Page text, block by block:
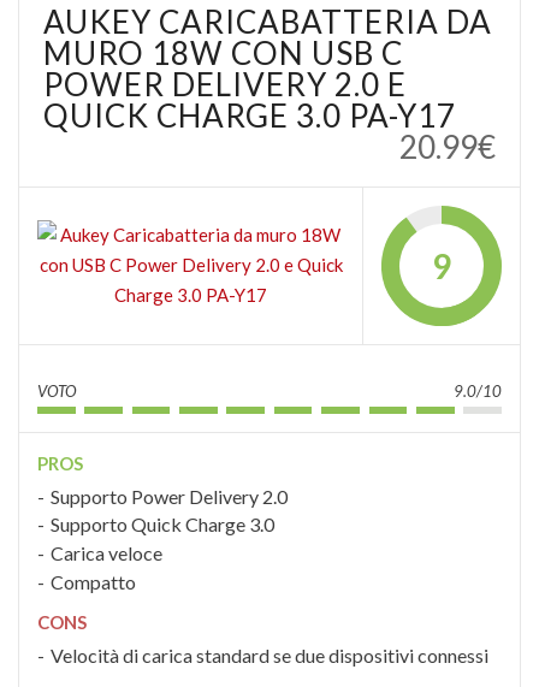
AUKEY CARICABATTERIA DA
MURO 18W CON USB C
POWER DELIVERY 2.0 E
QUICK CHARGE 3.0 PA-Y17
20.99€
9
VOTO 9.0/10
PROS
Supporto Power Delivery 2.0
Supporto Quick Charge 3.0
Carica veloce
Compatto
CONS
Velocità di carica standard se due dispositivi connessi